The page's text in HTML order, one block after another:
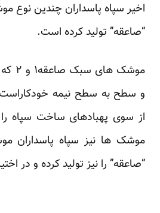
اخیر سپاه پاسداران چندین نوع
“صاعقه” تولید کرده است.
و سطح به سطح نیمه
از سوی پهبادهای ساخت سپاه را
موشک ها نیز سپاه پاسداران
“صاعقه” را نیز تولید کرده و در